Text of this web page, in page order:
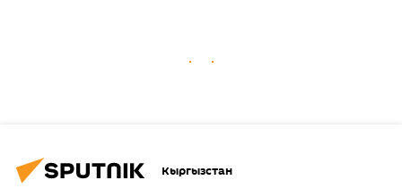
Кыргызстан